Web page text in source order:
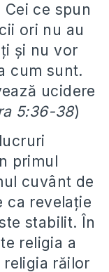
ce spun
ori nu au
şi nu vor
cum sunt.
ucidere
5:36-38)
primul
cuvânt de
ca revelaţie
stabilit. În
religia a
răilor